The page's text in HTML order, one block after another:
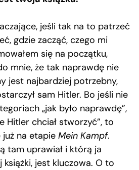
jeśli tak na to patrzeć
gdzie zacząć, czego mi
się na początku,
mnie, że tak naprawdę nie
jest najbardziej potrzebny,
sam Hitler. Bo jeśli nie
„jak było naprawdę”,
Hitler chciał stworzyć”, to
na etapie Mein Kampf.
tam uprawiał i którą ja
jest kluczowa. O to